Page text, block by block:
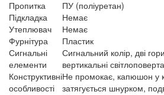
Пропитка
ПУ (поліуретан)
Підкладка
Немає
Утеплювач
Немає
Фурнітура
Пластик
Сигнальні
елементи
Сигнальний колір, дві
вертикальні
Конструктивні
особливості
Не промокає, капюшон у
затягується шнурком,